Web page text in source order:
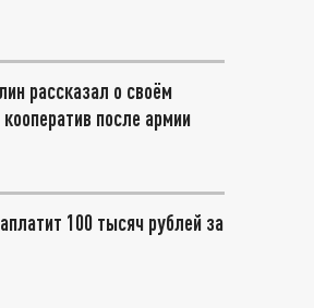
рассказал о своём
после армии
100 тысяч рублей за